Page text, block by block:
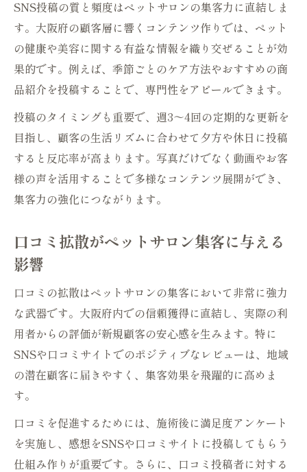
SNS投稿の質と頻度はペットサロンの集客力に直結しま
す。大阪府の顧客層に響くコンテンツ作りでは、ペット
の健康や美容に関する有益な情報を織り交ぜることが効
果的です。例えば、季節ごとのケア方法やおすすめの商
品紹介を投稿することで、専門性をアピールできます。
投稿のタイミングも重要で、週3～4回の定期的な更新を
目指し、顧客の生活リズムに合わせて夕方や休日に投稿
すると反応率が高まります。写真だけでなく動画やお客
様の声を活用することで多様なコンテンツ展開ができ、
集客力の強化につながります。
口コミ拡散がペットサロン集客に与える
影響
口コミの拡散はペットサロンの集客において非常に強力
な武器です。大阪府内での信頼獲得に直結し、実際の利
用者からの評価が新規顧客の安心感を生みます。特に
SNSや口コミサイトでのポジティブなレビューは、地域
の潜在顧客に届きやすく、集客効果を飛躍的に高めま
す。
口コミを促進するためには、施術後に満足度アンケート
を実施し、感想をSNSや口コミサイトに投稿してもらう
仕組み作りが重要です。さらに、口コミ投稿者に対する